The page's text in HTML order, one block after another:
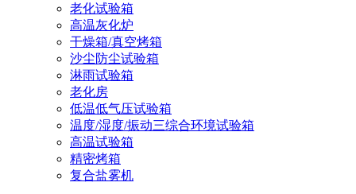
老化试验箱
高温灰化炉
干燥箱/真空烤箱
沙尘防尘试验箱
淋雨试验箱
老化房
低温低气压试验箱
温度/湿度/振动三综合环境试验箱
高温试验箱
精密烤箱
复合盐雾机